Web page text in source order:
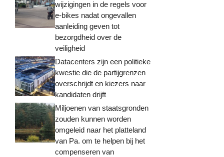
wijzigingen in de regels voor
e-bikes nadat ongevallen
aanleiding geven tot
bezorgdheid over de
veiligheid
Datacenters zijn een politieke
kwestie die de partijgrenzen
overschrijdt en kiezers naar
kandidaten drijft
Miljoenen van staatsgronden
zouden kunnen worden
omgeleid naar het platteland
van Pa. om te helpen bij het
compenseren van